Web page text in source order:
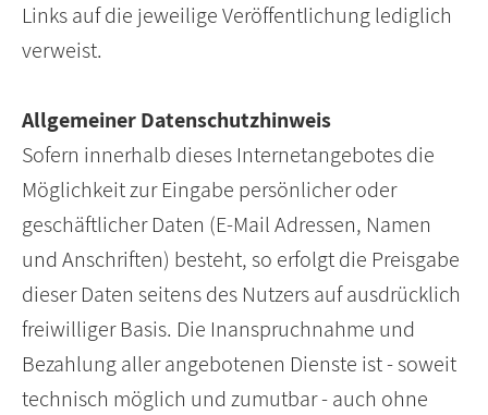
Links auf die jeweilige Veröffentlichung lediglich
verweist.
Allgemeiner Datenschutzhinweis
Sofern innerhalb dieses Internetangebotes die
Möglichkeit zur Eingabe persönlicher oder
geschäftlicher Daten (E-Mail Adressen, Namen
und Anschriften) besteht, so erfolgt die Preisgabe
dieser Daten seitens des Nutzers auf ausdrücklich
freiwilliger Basis. Die Inanspruchnahme und
Bezahlung aller angebotenen Dienste ist - soweit
technisch möglich und zumutbar - auch ohne